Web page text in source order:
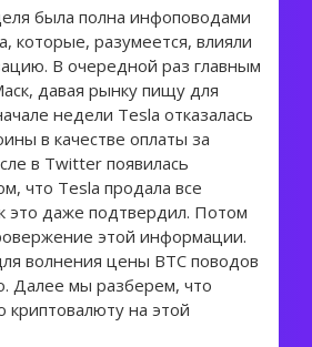
была полна инфоповодами
которые, разумеется, влияли
В очередной раз главным
давая рынку пищу для
недели Tesla отказалась
в качестве оплаты за
в Twitter появилась
что Tesla продала все
это даже подтвердил. Потом
этой информации.
волнения цены BTC поводов
Далее мы разберем, что
криптовалюту на этой